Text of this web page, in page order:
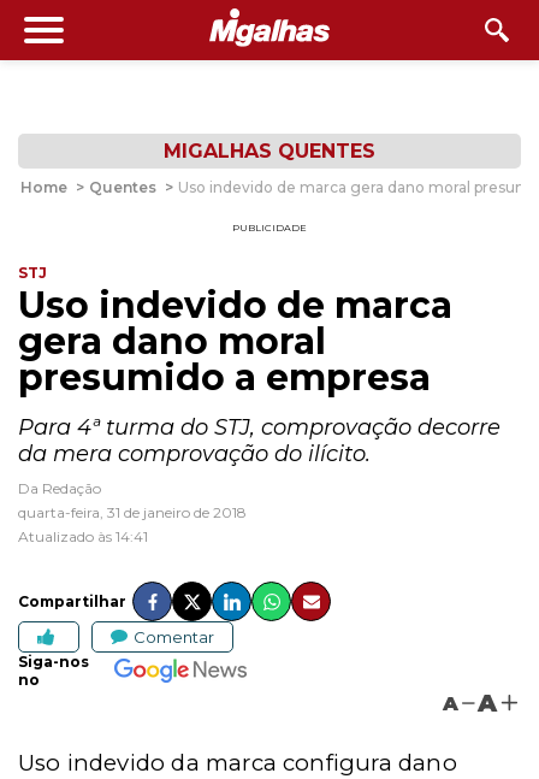
MIGALHAS QUENTES
Home > Quentes > Uso indevido de marca gera dano moral
PUBLICIDADE
STJ
Uso indevido de marca
gera dano moral
presumido a empresa
Para 4ª turma do STJ, comprovação decorre
da mera comprovação do ilícito.
Da Redação
quarta-feira, 31 de janeiro de 2018
Atualizado às 14:41
Compartilhar
Comentar
Siga-nos
no
A A
Uso indevido da marca configura dano